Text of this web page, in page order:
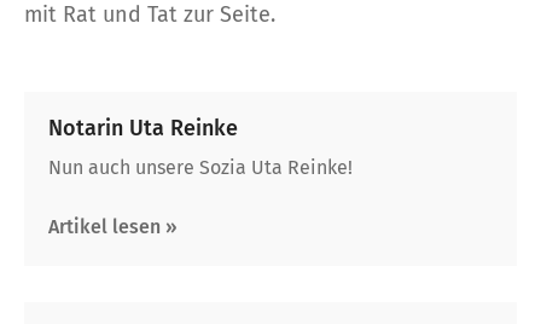
mit Rat und Tat zur Seite.
Notarin Uta Reinke
Nun auch unsere Sozia Uta Reinke!
Artikel lesen »